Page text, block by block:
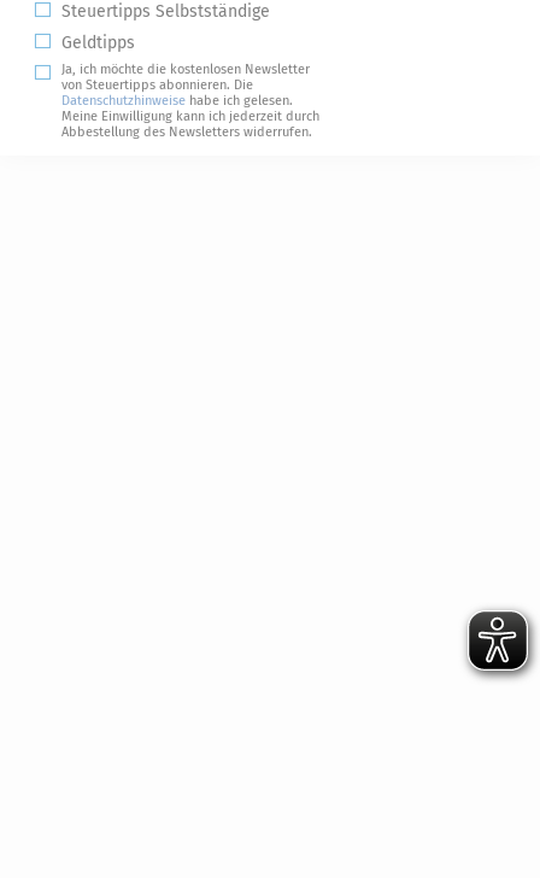
Steuertipps Selbstständige
Geldtipps
Ja, ich möchte die kostenlosen Newsletter
von Steuertipps abonnieren. Die
Datenschutzhinweise habe ich gelesen.
Meine Einwilligung kann ich jederzeit durch
Abbestellung des Newsletters widerrufen.